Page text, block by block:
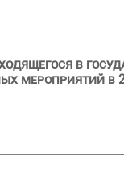
в
мероприятий в